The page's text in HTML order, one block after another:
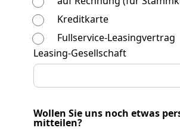
Kreditkarte
Fullservice-Leasingvertrag
Leasing-Gesellschaft
Wollen Sie uns noch etwas
mitteilen?